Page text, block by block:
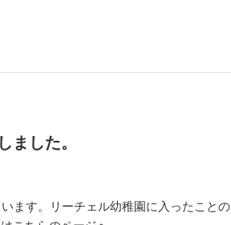
ました。
ます。リーチェル幼稚園に入ったことの